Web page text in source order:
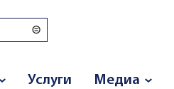
Услуги Медиа